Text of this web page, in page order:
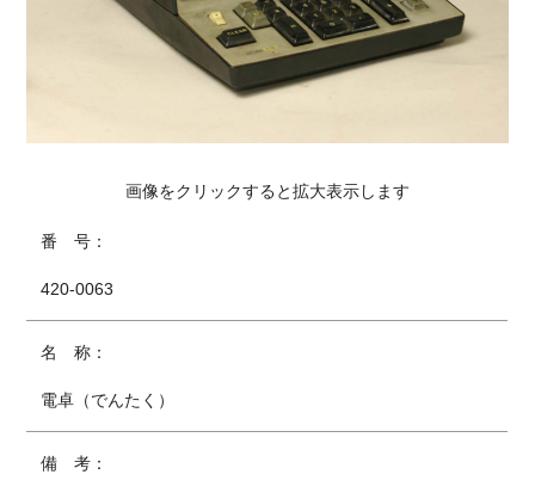
画像をクリックすると拡大表示します
番 号：
420-0063
名 称：
電卓（でんたく）
備 考：